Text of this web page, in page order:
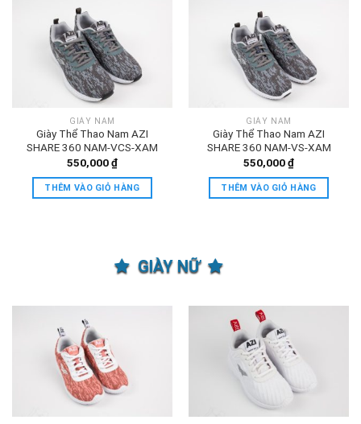
GIÀY NAM
Giày Thể Thao Nam AZI
SHARE 360 NAM-VCS-XAM
550,000₫
THÊM VÀO GIỎ HÀNG
GIÀY NAM
Giày Thể Thao Nam AZI
SHARE 360 NAM-VS-XAM
550,000₫
THÊM VÀO GIỎ HÀNG
GIÀY NỮ